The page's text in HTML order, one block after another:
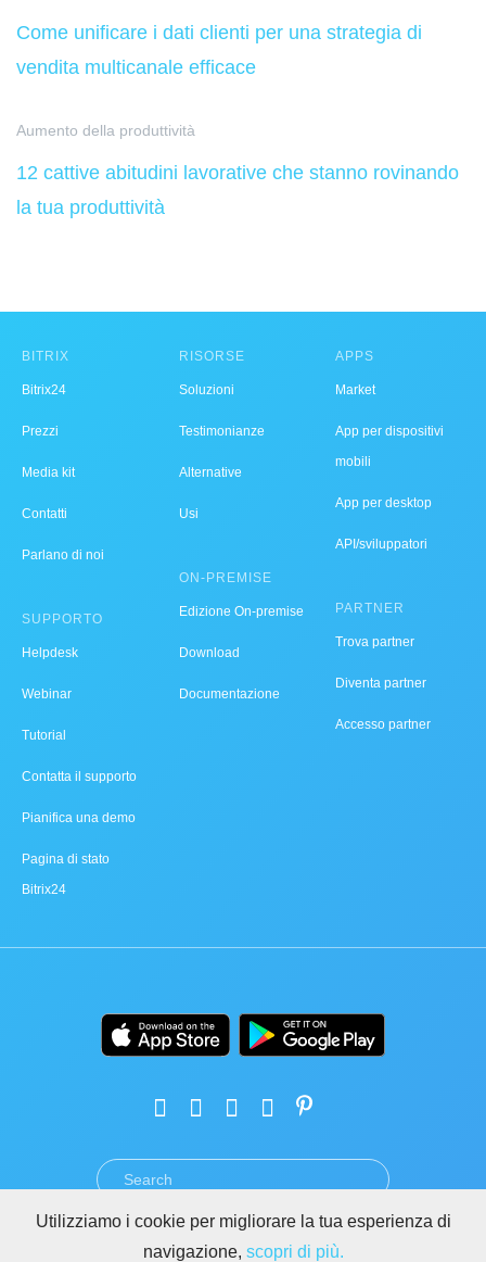
Come unificare i dati clienti per una strategia di
vendita multicanale efficace
Aumento della produttività
12 cattive abitudini lavorative che stanno rovinando
la tua produttività
BITRIX
Bitrix24
Prezzi
Media kit
Contatti
Parlano di noi
SUPPORTO
Helpdesk
Webinar
Tutorial
Contatta il supporto
Pianifica una demo
Pagina di stato
Bitrix24
RISORSE
Soluzioni
Testimonianze
Alternative
Usi
ON-PREMISE
Edizione On-premise
Download
Documentazione
APPS
Market
App per dispositivi
mobili
App per desktop
API/sviluppatori
PARTNER
Trova partner
Diventa partner
Accesso partner
PRIVACY GDPR
ABUSO
REGOLE PER I SITI DI BITRIX24
Utilizziamo i cookie per migliorare la tua esperienza di
navigazione, scopri di più.